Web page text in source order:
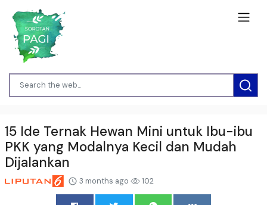
15 Ide Ternak Hewan Mini untuk Ibu-ibu
PKK yang Modalnya Kecil dan Mudah
Dijalankan
3 months ago 102